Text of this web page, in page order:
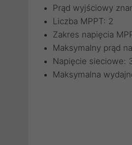
Prąd wyjściowy
Liczba MPPT: 2
Zakres napięcia
Maksymalny prąd
Napięcie sieciowe:
Maksymalna